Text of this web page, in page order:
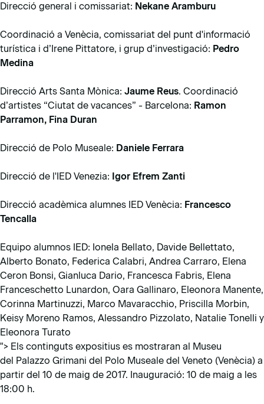
Direcció general i comissariat: Nekane Aramburu
Coordinació a Venècia, comissariat del punt d'informació
turística i d’Irene Pittatore, i grup d’investigació: Pedro
Medina
Direcció Arts Santa Mònica: Jaume Reus. Coordinació
d’artistes “Ciutat de vacances” - Barcelona: Ramon
Parramon, Fina Duran
Direcció de Polo Museale: Daniele Ferrara
Direcció de l'IED Venezia: Igor Efrem Zanti
Direcció acadèmica alumnes IED Venècia: Francesco
Tencalla
Equipo alumnos IED: Ionela Bellato, Davide Bellettato,
Alberto Bonato, Federica Calabri, Andrea Carraro, Elena
Ceron Bonsi, Gianluca Dario, Francesca Fabris, Elena
Franceschetto Lunardon, Oara Gallinaro, Eleonora Manente,
Corinna Martinuzzi, Marco Mavaracchio, Priscilla Morbin,
Keisy Moreno Ramos, Alessandro Pizzolato, Natalie Tonelli y
Eleonora Turato
"> Els continguts expositius es mostraran al Museu
del Palazzo Grimani del Polo Museale del Veneto (Venècia) a
partir del 10 de maig de 2017. Inauguració: 10 de maig a les
18:00 h.